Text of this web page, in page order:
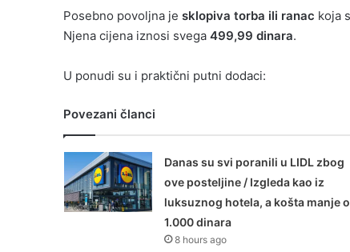
Posebno povoljna je sklopiva torba ili ranac koja
Njena cijena iznosi svega 499,99 dinara.
U ponudi su i praktični putni dodaci:
Povezani članci
Danas su svi poranili u LIDL zbog
ove posteljine / Izgleda kao iz
luksuznog hotela, a košta manje
1.000 dinara
8 hours ago